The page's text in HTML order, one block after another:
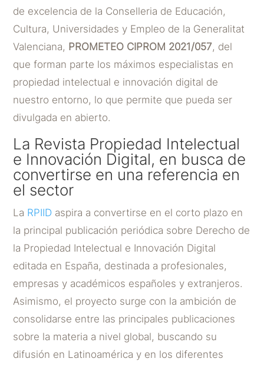
de excelencia de la Conselleria de Educación,
Cultura, Universidades y Empleo de la Generalitat
Valenciana, PROMETEO CIPROM 2021/057, del
que forman parte los máximos especialistas en
propiedad intelectual e innovación digital de
nuestro entorno, lo que permite que pueda ser
divulgada en abierto.
La Revista Propiedad Intelectual
e Innovación Digital, en busca de
convertirse en una referencia en
el sector
La RPIID aspira a convertirse en el corto plazo en
la principal publicación periódica sobre Derecho de
la Propiedad Intelectual e Innovación Digital
editada en España, destinada a profesionales,
empresas y académicos españoles y extranjeros.
Asimismo, el proyecto surge con la ambición de
consolidarse entre las principales publicaciones
sobre la materia a nivel global, buscando su
difusión en Latinoamérica y en los diferentes